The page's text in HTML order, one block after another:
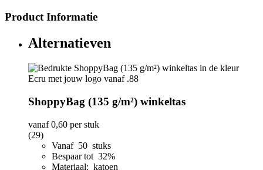
Product Informatie
Alternatieven
ShoppyBag (135 g/m²) winkeltas
vanaf0,60 per stuk
(29)
Vanaf 50 stuks
Bespaar tot 32%
Materiaal: katoen